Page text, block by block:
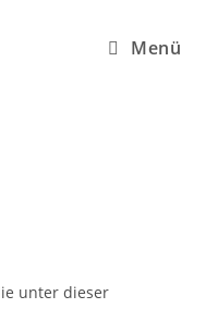
Menü
unter dieser